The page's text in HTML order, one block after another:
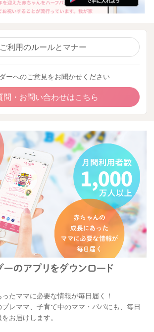
ご利用のルールとマナー
ーへのご意見をお聞かせください
問・お問い合わせはこちら
たママに必要な情報が毎日届く！
レママ、子育て中のママ・パパにも、毎日
お届けします。